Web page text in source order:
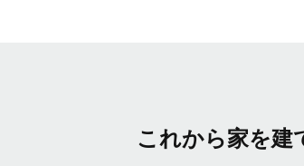
これから家を建